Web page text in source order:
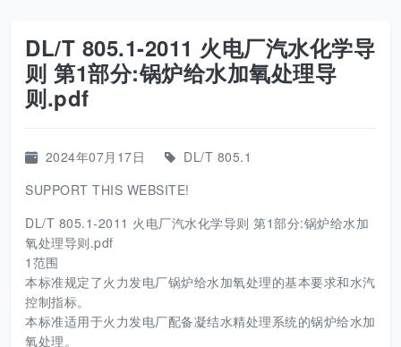
DL/T 805.1-2011 火电厂汽水化学导
则 第1部分:锅炉给水加氧处理导
则.pdf
2024年07月17日
DL/T 805.1
SUPPORT THIS WEBSITE!
DL/T 805.1-2011 火电厂汽水化学导则 第1部分:锅炉给水加
氧处理导则.pdf
1范围
本标准规定了火力发电厂锅炉给水加氧处理的基本要求和水汽
控制指标。
本标准适用于火力发电厂配备凝结水精处理系统的锅炉给水加
氧处理。